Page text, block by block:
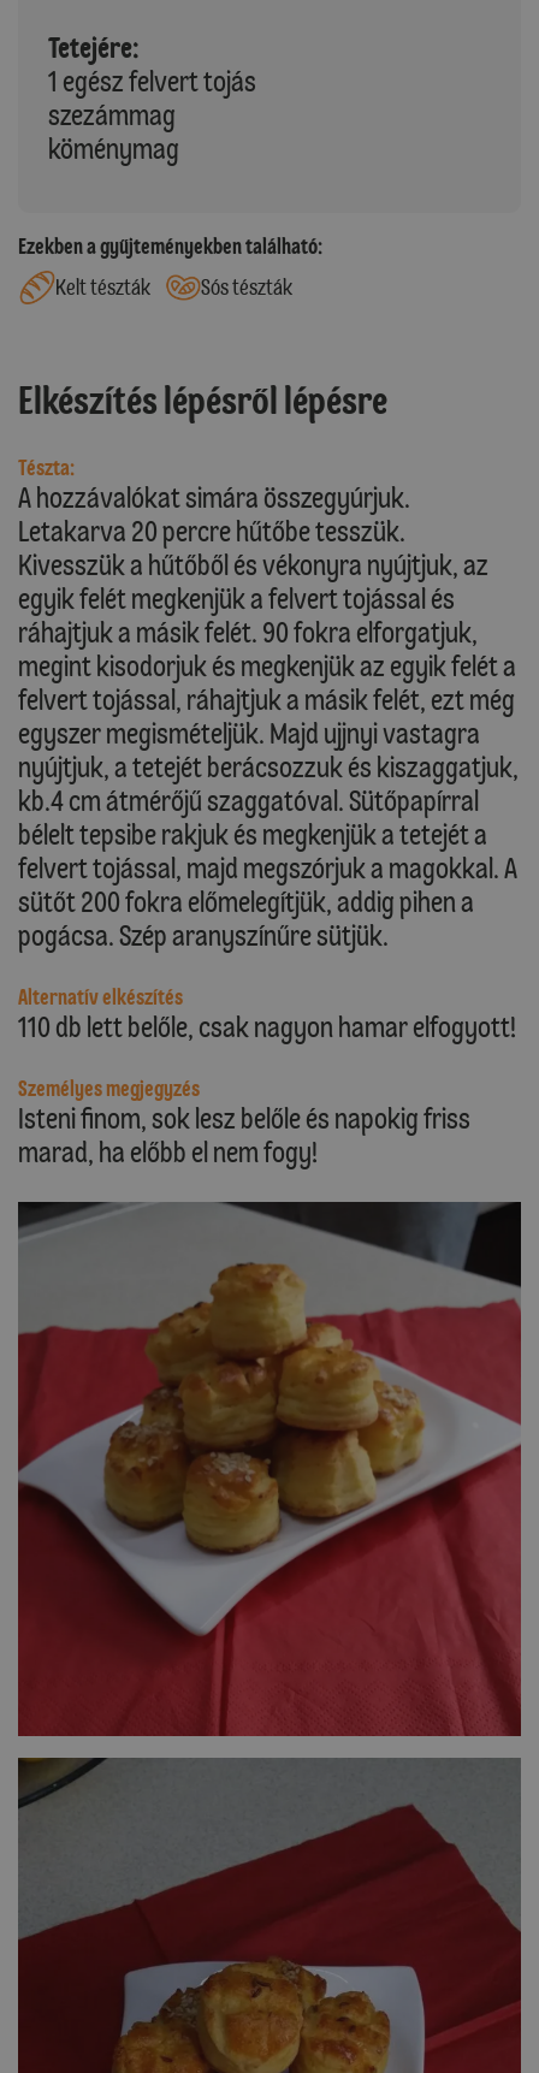
Tetejére:
1 egész felvert tojás
szezámmag
köménymag
Ezekben a gyűjteményekben található:
Kelt tészták
Sós tészták
Elkészítés lépésről lépésre
Tészta:
A hozzávalókat simára összegyúrjuk.
Letakarva 20 percre hűtőbe tesszük.
Kivesszük a hűtőből és vékonyra nyújtjuk, az
egyik felét megkenjük a felvert tojással és
ráhajtjuk a másik felét. 90 fokra elforgatjuk,
megint kisodorjuk és megkenjük az egyik felét a
felvert tojással, ráhajtjuk a másik felét, ezt még
egyszer megismételjük. Majd ujjnyi vastagra
nyújtjuk, a tetejét berácsozzuk és kiszaggatjuk,
kb.4 cm átmérőjű szaggatóval. Sütőpapírral
bélelt tepsibe rakjuk és megkenjük a tetejét a
felvert tojással, majd megszórjuk a magokkal. A
sütőt 200 fokra előmelegítjük, addig pihen a
pogácsa. Szép aranyszínűre sütjük.
Alternatív elkészítés
110 db lett belőle, csak nagyon hamar elfogyott!
Személyes megjegyzés
Isteni finom, sok lesz belőle és napokig friss
marad, ha előbb el nem fogy!